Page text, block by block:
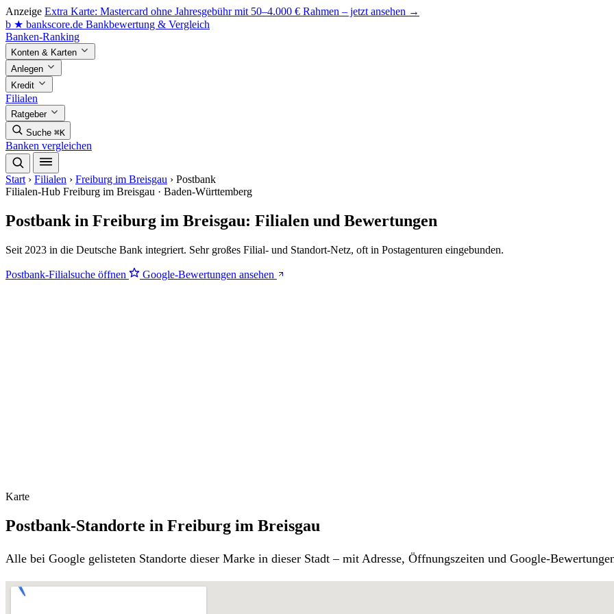
Anzeige Extra Karte: Mastercard ohne Jahresgebühr mit 50–4.000 € Rahmen – jetzt ansehen →
b ★ bankscore.de Bankbewertung & Vergleich
Banken-Ranking
Konten & Karten
Anlegen
Kredit
Filialen
Ratgeber
Suche ⌘K
Banken vergleichen
Start › Filialen › Freiburg im Breisgau › Postbank
Filialen-Hub Freiburg im Breisgau · Baden-Württemberg
Postbank in Freiburg im Breisgau: Filialen und Bewertungen
Seit 2023 in die Deutsche Bank integriert. Sehr großes Filial- und Standort-Netz, oft in Postagenturen eingebunden.
Postbank-Filialsuche öffnen Google-Bewertungen ansehen
Karte
Postbank-Standorte in Freiburg im Breisgau
Alle bei Google gelisteten Standorte dieser Marke in dieser Stadt – mit Adresse, Öffnungszeiten und Google-